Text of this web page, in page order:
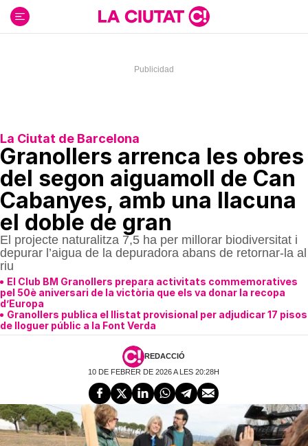
contenido
La Ciutat de Barcelona
Granollers arrenca les obres
del segon aiguamoll de Can
Cabanyes, amb una llacuna
el doble de gran
El projecte naturalitza 7,5 ha per millorar biodiversitat i
depurar l’aigua de la depuradora abans de retornar-la al
riu
El Club BM Granollers prepara activitats commemoratives
pel 50è aniversari de la victòria que els va donar la recopa
d’Europa
Granollers publica el llistat provisional per adjudicar 17 pisos
de lloguer públic a la Font Verda
REDACCIÓ
10 DE FEBRER DE 2026 A LES 20:28H